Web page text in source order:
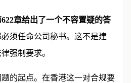
章给出了一个不容置疑的答
须任命公司秘书。这不是建
强制要求。
的起点。在香港这一对合规要